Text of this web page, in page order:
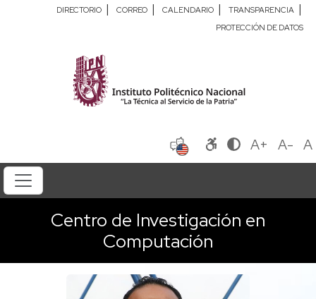
DIRECTORIO | CORREO | CALENDARIO | TRANSPARENCIA |
PROTECCIÓN DE DATOS
A+ A- A
Centro de Investigación en
Computación